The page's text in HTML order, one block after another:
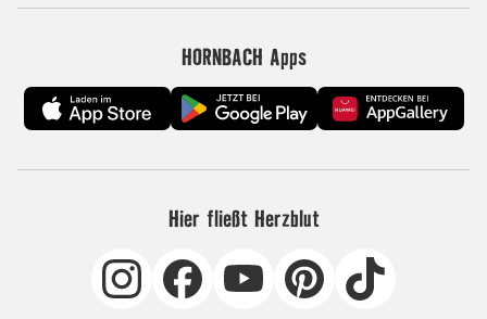
HORNBACH Apps
Hier fließt Herzblut